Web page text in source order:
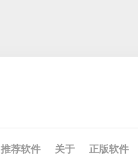
推荐软件 关于 正版软件